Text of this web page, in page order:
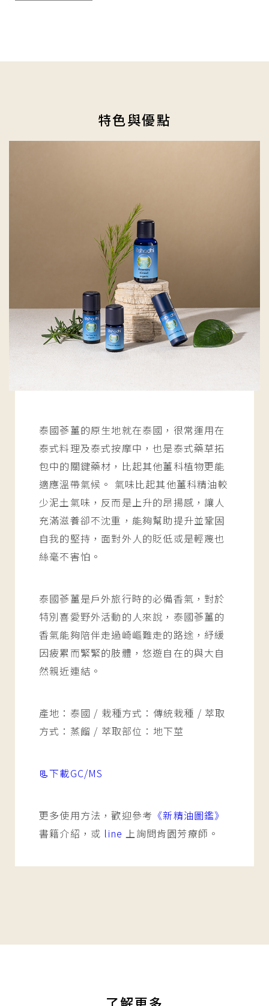
特色與優點
泰國蔘薑的原生地就在泰國，很常運用在
泰式料理及泰式按摩中，也是泰式藥草拓
包中的關鍵藥材，比起其他薑科植物更能
適應溫帶氣候。 氣味比起其他薑科精油較
少泥土氣味，反而是上升的昂揚感，讓人
充滿滋養卻不沈重，能夠幫助提升並鞏固
自我的堅持，面對外人的貶低或是輕蔑也
絲毫不害怕。
泰國蔘薑是戶外旅行時的必備香氣，對於
特別喜愛野外活動的人來說，泰國蔘薑的
香氣能夠陪伴走過崎嶇難走的路途，紓緩
因疲累而緊緊的肢體，悠遊自在的與大自
然親近連結。
產地：泰國 / 栽種方式：傳統栽種 / 萃取
方式：蒸餾 / 萃取部位：地下莖
📃下載GC/MS
更多使用方法，歡迎參考 《新精油圖鑑》
書籍介紹，或 line 上詢問肯園芳療師。
了解更多